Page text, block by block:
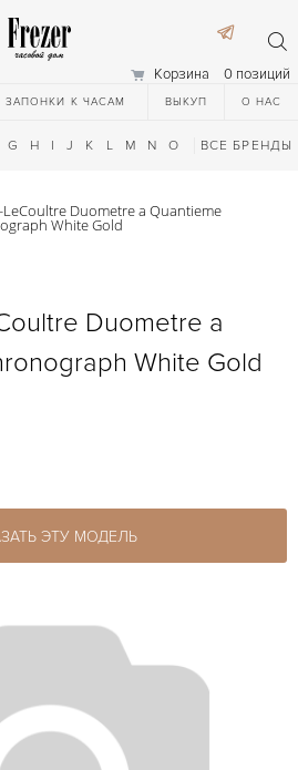
Корзина 0 позиций
ЗАПОНКИ К ЧАСАМ ВЫКУП О НАС
G H I J K L M N O Q R S T
ВСЕ БРЕНДЫ
LeCoultre Duometre a Quantieme
White Gold
Duometre a
White Gold
ЭТУ МОДЕЛЬ